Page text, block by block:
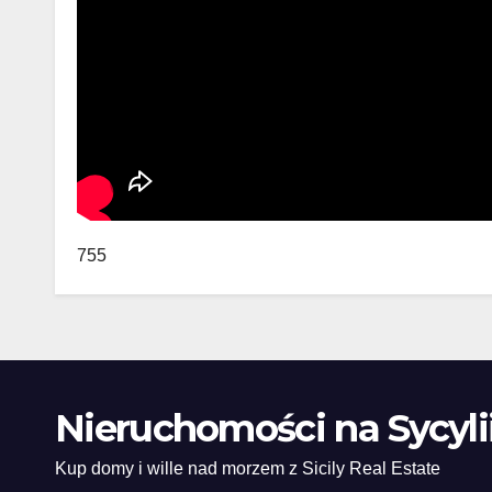
755
Nieruchomości na
Kup domy i wille nad morzem z Sicily Real Estate